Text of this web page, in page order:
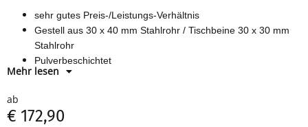
sehr gutes Preis-/Leistungs-Verhältnis
Gestell aus 30 x 40 mm Stahlrohr / Tischbeine 30 x 30 mm
Stahlrohr
Pulverbeschichtet
mit Bodenausgleichsfüßen ,
24 Monate Herstellergarantie
Mehr lesen
ab
€ 172,90